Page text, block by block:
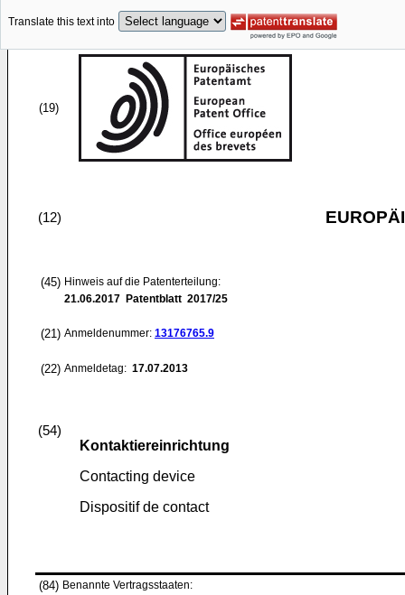
Translate this text into
(19)
(12)
(45) Hinweis auf die Patenterteilung:
21.06.2017 Patentblatt 2017/25
(21) Anmeldenummer: 13176765.9
(22) Anmeldetag: 17.07.2013
(54)
Kontaktiereinrichtung
Contacting device
Dispositif de contact
(84) Benannte Vertragsstaaten: